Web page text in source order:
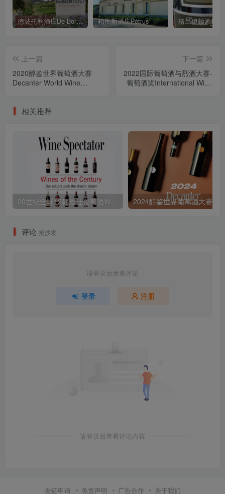
德波托利酒庄De Bortoli Wines 柏图斯酒庄Pétrus
上一篇
2020醇鉴世界葡萄酒大赛
Decanter World Wine
下一篇
2022国际葡萄酒与烈酒大赛-
葡萄酒奖International Wine
相关推荐
评论 抢沙发
请登录后发表评论
登录 注册
请登录后查看评论内容
友链申请 免责声明 广告合作 关于我们